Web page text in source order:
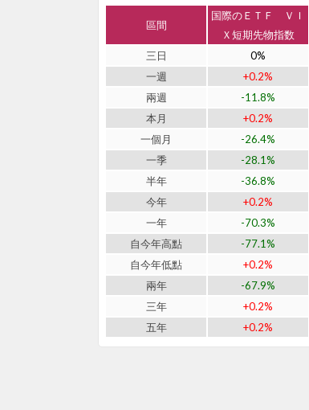
區間
国際のＥＴＦ ＶＩ
Ｘ短期先物指数
三日 0%
一週
+0.2%
兩週
-11.8%
本月
+0.2%
一個月
-26.4%
一季
-28.1%
半年
-36.8%
今年
+0.2%
一年
-70.3%
自今年高點
-77.1%
自今年低點
+0.2%
兩年
-67.9%
三年
+0.2%
五年
+0.2%